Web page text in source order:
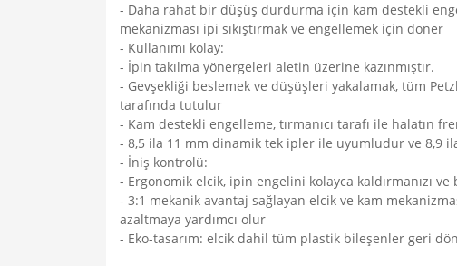
- Daha rahat bir düşüş durdurma için kam destekli
mekanizması ipi sıkıştırmak ve engellemek için döner
- Kullanımı kolay:
- İpin takılma yönergeleri aletin üzerine kazınmıştır.
- Gevşekliği beslemek ve düşüşleri yakalamak, tüm
tarafında tutulur
- Kam destekli engelleme, tırmanıcı tarafı ile halatın
- 8,5 ila 11 mm dinamik tek ipler ile uyumludur ve 8,9
- İniş kontrolü:
- Ergonomik elcik, ipin engelini kolayca kaldırmanızı
- 3:1 mekanik avantaj sağlayan elcik ve kam
azaltmaya yardımcı olur
- Eko-tasarım: elcik dahil tüm plastik bileşenler geri